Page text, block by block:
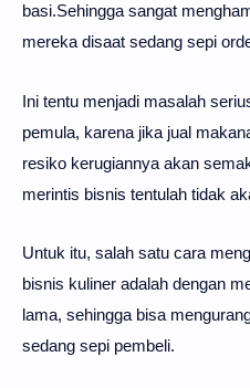
basi.Sehingga sangat
mereka disaat sedang sepi
Ini tentu menjadi masalah
pemula, karena jika jual
resiko kerugiannya akan
merintis bisnis tentulah tidak
Untuk itu, salah satu cara
bisnis kuliner adalah dengan
lama, sehingga bisa
sedang sepi pembeli.